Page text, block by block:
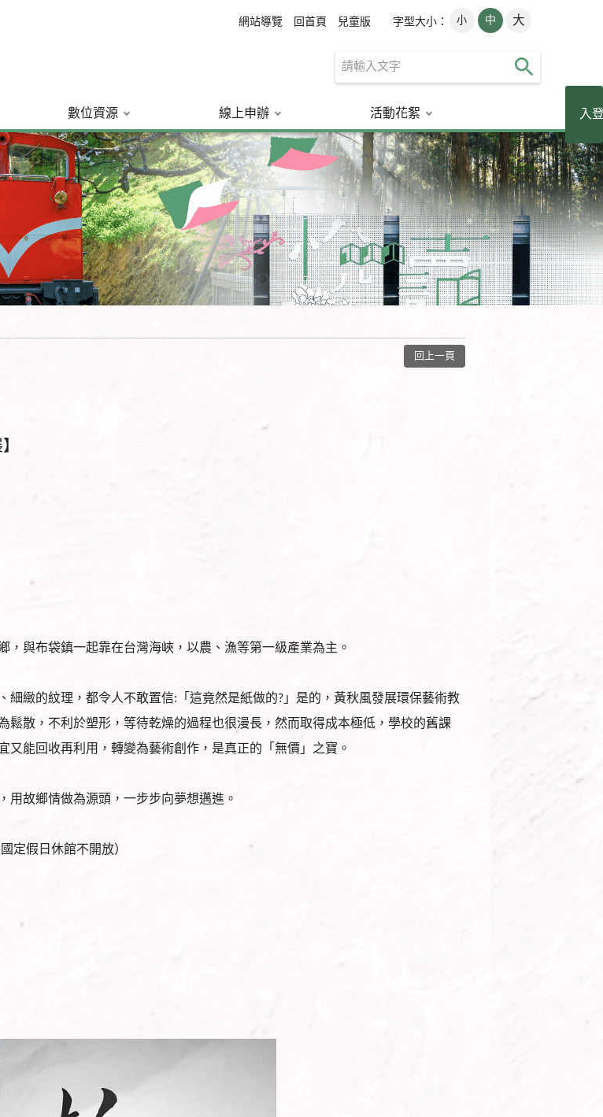
網站導覽 回首頁 兒童版 字型大小： 小 中 大
讀者登入
數位資源 線上申辦 活動花絮
回上一頁
與布袋鎮一起靠在台灣海峽，以農、漁等第一級產業為主。
細緻的紋理，都令人不敢置信:「這竟然是紙做的?」是的，黃秋風發展環保藝術教
鬆散，不利於塑形，等待乾燥的過程也很漫長，然而取得成本極低，學校的舊課
能回收再利用，轉變為藝術創作，是真正的「無價」之寶。
用故鄉情做為源頭，一步步向夢想邁進。
定假日休館不開放）